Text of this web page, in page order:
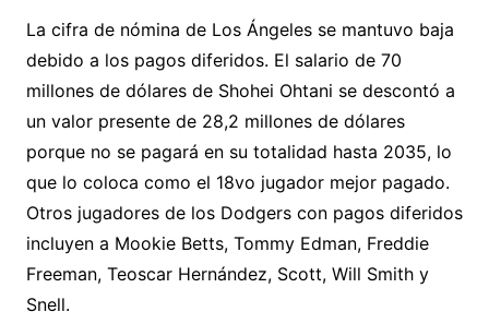
La cifra de nómina de Los Ángeles se mantuvo baja
debido a los pagos diferidos. El salario de 70
millones de dólares de Shohei Ohtani se descontó a
un valor presente de 28,2 millones de dólares
porque no se pagará en su totalidad hasta 2035, lo
que lo coloca como el 18vo jugador mejor pagado.
Otros jugadores de los Dodgers con pagos diferidos
incluyen a Mookie Betts, Tommy Edman, Freddie
Freeman, Teoscar Hernández, Scott, Will Smith y
Snell.